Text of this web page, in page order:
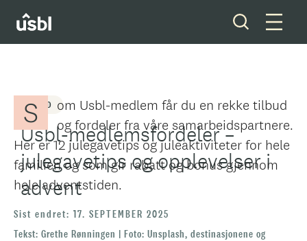
Våre tjenester
Boliger og tomter
Ditt styreverv
Medlemskap
FRITID
Usbl-medlemsfordeler –
julegavetips og opplevelser i
advent
S
om Usbl-medlem får du en rekke tilbud
og fordeler fra våre samarbeidspartnere.
Her er 12 julegavetips og juleaktiviteter for hele
familien og som gir rabatt og bonus gjennom
hele adventstiden.
Sist endret: 17. SEPTEMBER 2025
Tekst: Grethe Rønningen | Foto: Unsplash, destinasjonene og